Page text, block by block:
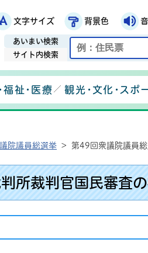
ージ
文字サイズ 背景色
あいまい検索
サイト内検索
公式Facebook
鉾田市公式LINE
福祉・医療 観光・文化・スポ
院議員総選挙 > 第49回衆議院議員
所裁判官国民審査